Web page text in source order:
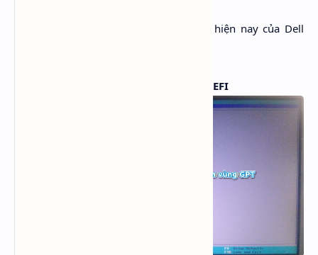
: Đây là giao diện BIOS phổ biến hiện nay của Dell
Tùy chỉnh cho chế độ UEFI